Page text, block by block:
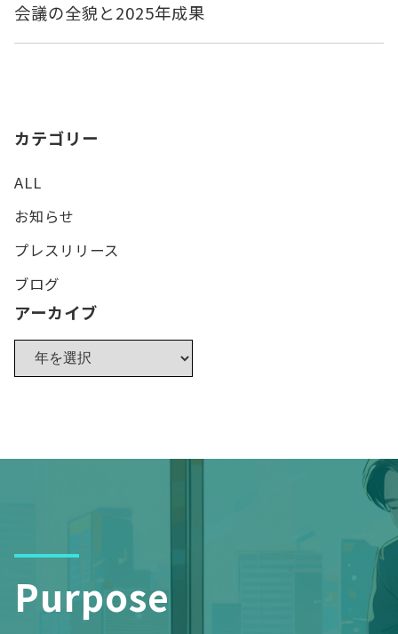
会議の全貌と2025年成果
カテゴリー
ALL
お知らせ
プレスリリース
ブログ
アーカイブ
Purpose